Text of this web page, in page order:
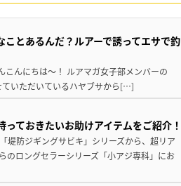
とあるんだ？ルアーで誘ってエサで釣
こんにちは～！ ルアマガ女子部メンバーの
いただいているハヤブサから[…]
ておきたいお助けアイテムをご紹介！
堤防ジギングサビキ」シリーズから、超リア
のロングセラーシリーズ「小アジ専科」にお